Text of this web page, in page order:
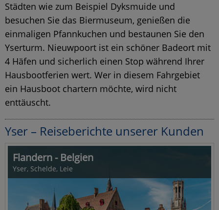
Städten wie zum Beispiel Dyksmuide und
besuchen Sie das Biermuseum, genießen die
einmaligen Pfannkuchen und bestaunen Sie den
Yserturm. Nieuwpoort ist ein schöner Badeort mit
4 Häfen und sicherlich einen Stop während Ihrer
Hausbootferien wert. Wer in diesem Fahrgebiet
ein Hausboot chartern möchte, wird nicht
enttäuscht.
Yser – Reiseberichte unserer Kunden
Flandern - Belgien
Yser, Schelde, Leie